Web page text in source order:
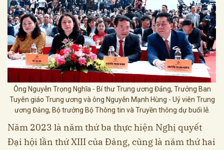
Ông Nguyễn Trọng Nghĩa - Bí thư Trung ương Đảng, Trưởng Ban
Tuyên giáo Trung ương và ông Nguyễn Mạnh Hùng - Uỷ viên Trung
ương Đảng, Bộ trưởng Bộ Thông tin và Truyền thông dự buổi lễ.
Năm 2023 là năm thứ ba thực hiện Nghị quyết
Đại hội lần thứ XIII của Đảng, cũng là năm thứ hai